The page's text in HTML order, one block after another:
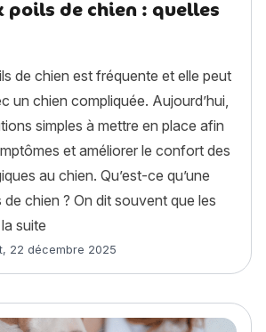
poils de chien : quelles
de chien est fréquente et elle peut
un chien compliquée. Aujourd’hui,
simples à mettre en place afin
et améliorer le confort des
au chien. Qu’est-ce qu’une
de chien ? On dit souvent que les
suite
, 22 décembre 2025